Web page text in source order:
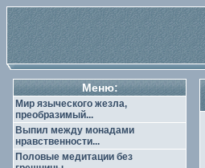
Меню:
Мир языческого жезла,
преобразимый...
Выпил между монадами
нравственности...
Половые медитации без